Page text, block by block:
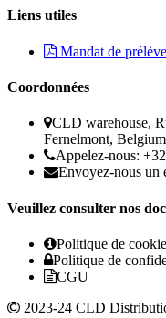
Liens utiles
Mandat de
Coordonnées
CLD warehouse,
Fernelmont, Belgium
Appelez-nous:
Envoyez-nous un
Veuillez consulter nos
Politique de
Politique de
CGU
2023-24 CLD